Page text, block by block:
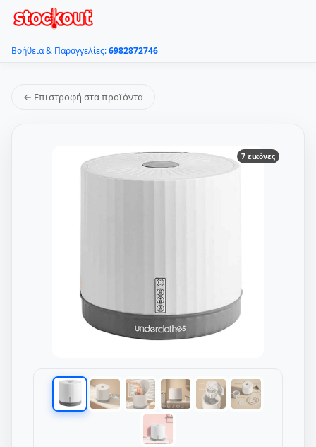
Βοήθεια & Παραγγελίες:6982872746
← Επιστροφή στα προϊόντα
7 εικόνες